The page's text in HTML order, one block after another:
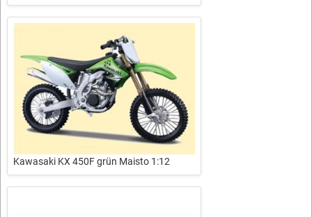
Kawasaki KX 450F grün Maisto 1:12